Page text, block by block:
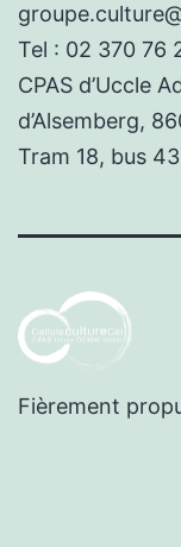
Tel : 02 370 76
CPAS d’Uccle
d’Alsemberg,
Tram 18, bus
Fièrement